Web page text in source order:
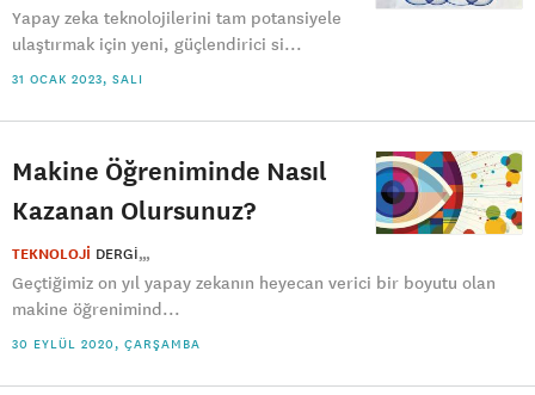
Yapay zeka teknolojilerini tam potansiyele
ulaştırmak için yeni, güçlendirici si...
31 OCAK 2023, SALI
Makine Öğreniminde Nasıl
Kazanan Olursunuz?
TEKNOLOJİ DERGI
Geçtiğimiz on yıl yapay zekanın heyecan verici bir boyutu olan
makine öğrenimind...
30 EYLÜL 2020, ÇARŞAMBA